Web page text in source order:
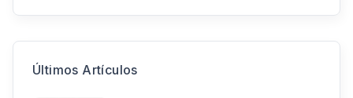
Últimos Artículos